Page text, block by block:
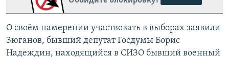
О своём намерении участвовать в выборах заявили
Зюганов, бывший депутат Госдумы Борис
Надеждин, находящийся в СИЗО бывший военный